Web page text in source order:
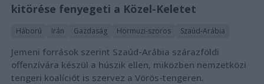
kitörése fenyegeti a Közel-Keletet
Háború Irán Gazdaság Hormuzi-szoros Szaúd-Arábia
Jemeni források szerint Szaúd-Arábia szárazföldi
offenzívára készül a húszik ellen, miközben nemzetközi
tengeri koalíciót is szervez a Vörös-tengeren.